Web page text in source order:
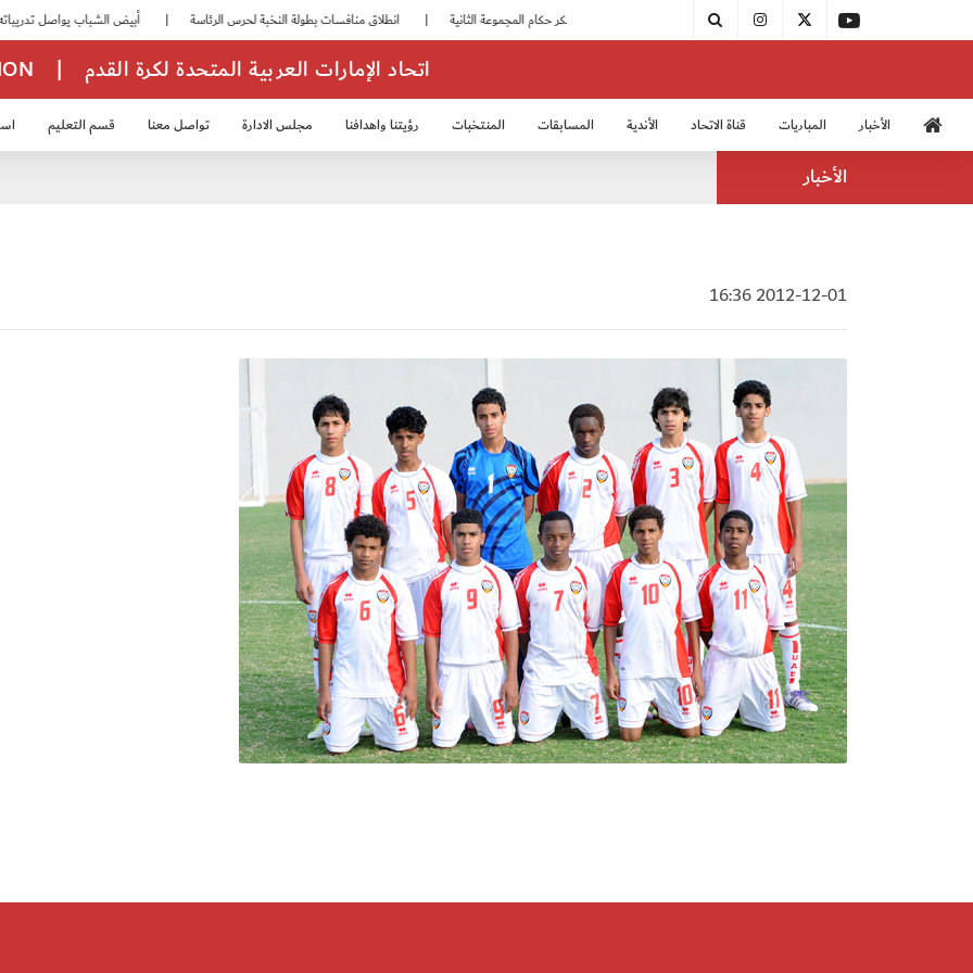
أبيض الشباب يواصل تدريباته في معسكره بأبوظبي | انطلاق منافسات بطولة النخبة لحرس الرئاسة |
| اتحاد الإمارات العربية المتحدة لكرة القدم
الأخبار المباريات قناة الاتحاد الأندية المسابقات المنتخبات رؤيتنا واهدافنا مجلس الادارة تواصل معنا قسم التعليم
الأخبار
2012-12-01 16:36